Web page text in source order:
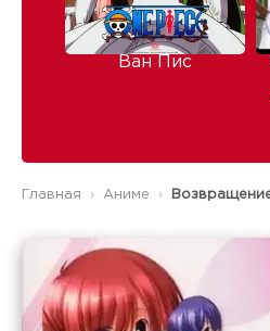
Ван Пис
Главная Аниме